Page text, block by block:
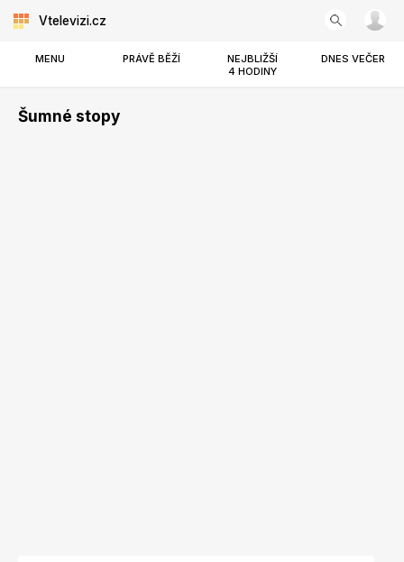
Vtelevizi.cz
MENU PRÁVĚ BĚŽÍ
NEJBLIŽŠÍ
4 HODINY
DNES VEČER
Šumné stopy